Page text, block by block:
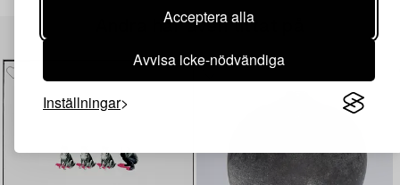
Acceptera alla
Avvisa icke-nödvändiga
Inställningar
Andra har även tittat på